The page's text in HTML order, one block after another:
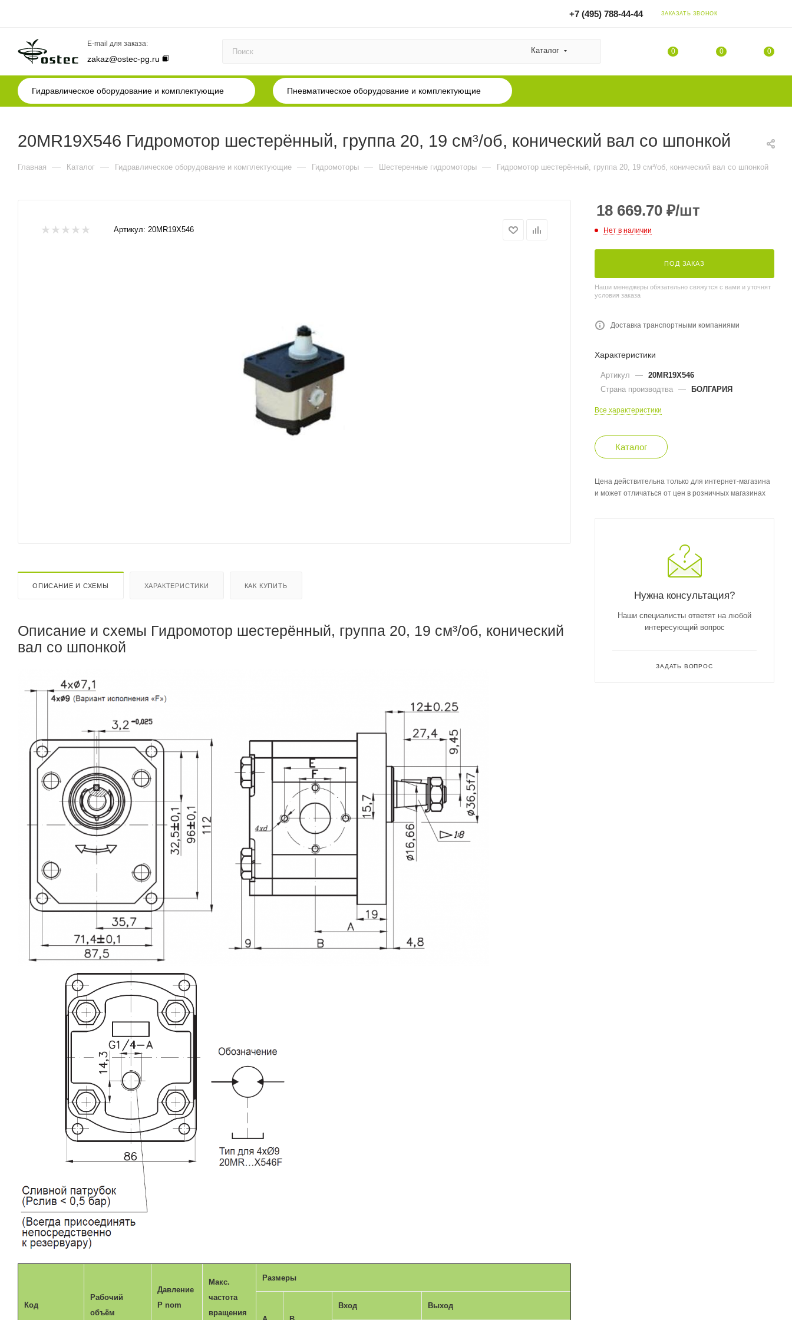
+7 (495) 788-44-44 ЗАКАЗАТЬ ЗВОНОК
E-mail для заказа:
zakaz@ostec-pg.ru
Каталог 0 0 0
Гидравлическое оборудование и комплектующие Пневматическое оборудование и комплектующие
20MR19X546 Гидромотор шестерённый, группа 20, 19 см³/об, конический вал со шпонкой
Главная — Каталог — Гидравлическое оборудование и комплектующие — Гидромоторы — Шестеренные гидромоторы — Гидромотор шестерённый, группа 20, 19 см³/об, конический вал со шпонкой
Артикул: 20MR19X546
ОПИСАНИЕ И СХЕМЫ ХАРАКТЕРИСТИКИ КАК КУПИТЬ
Описание и схемы Гидромотор шестерённый, группа 20, 19 см³/об, конический
вал со шпонкой
Код
Рабочий
объём
Давление
P nom
Макс.
частота
вращения
Размеры
Вход Выход
18 669.70 ₽/шт
Нет в наличии
ПОД ЗАКАЗ
Наши менеджеры обязательно свяжутся с вами и уточнят
условия заказа
Доставка транспортными компаниями
Характеристики
Артикул — 20MR19X546
Страна производтва — БОЛГАРИЯ
Все характеристики
Каталог
Цена действительна только для интернет-магазина
и может отличаться от цен в розничных магазинах
Нужна консультация?
Наши специалисты ответят на любой
интересующий вопрос
ЗАДАТЬ ВОПРОС